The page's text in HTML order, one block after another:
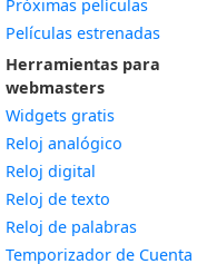
Próximas películas
Películas estrenadas
Herramientas para
webmasters
Widgets gratis
Reloj analógico
Reloj digital
Reloj de texto
Reloj de palabras
Temporizador de Cuenta